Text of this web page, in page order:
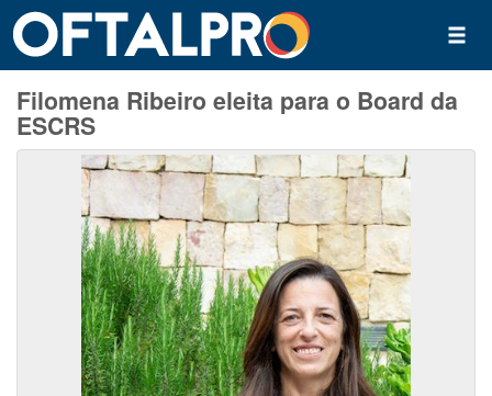
Filomena Ribeiro eleita para o Board da
ESCRS